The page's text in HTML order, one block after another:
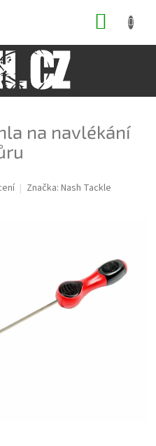
na navlékání
Značka: Nash Tackle